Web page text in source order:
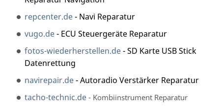
repcenter.de- Navi Reparatur
vugo.de- ECU Steuergeräte Reparatur
fotos-wiederherstellen.de- SD Karte USB Stick
Datenrettung
navirepair.de- Autoradio Verstärker Reparatur
tacho-technic.de - Kombiinstrument Reparatur